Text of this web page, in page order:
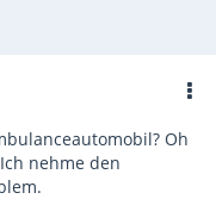
Oh
nehme den